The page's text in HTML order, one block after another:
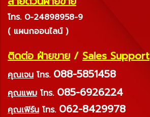
โทร. 0-24898958-9
( แผนกออนไลน์ )
ติดต่อ ฝ่ายขาย / Sales Support
คุณเจน โทร. 088-5851458
คุณแพม โทร. 085-6926224
คุณเฟิร์น โทร. 062-8429978